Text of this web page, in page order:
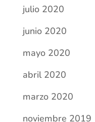
julio 2020
junio 2020
mayo 2020
abril 2020
marzo 2020
noviembre 2019